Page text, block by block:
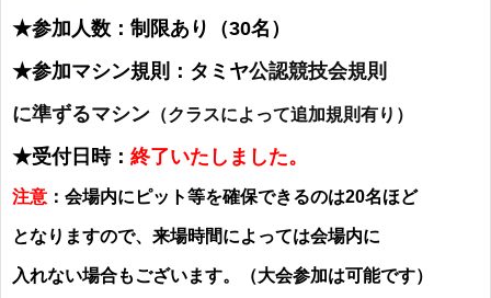
★参加人数：制限あり（30名）
★参加マシン規則：タミヤ公認競技会規則
に準ずるマシン （クラスによって追加規則有り）
★受付日時： 終了いたしました。
注意 ：会場内にピット等を確保できるのは20名ほど
となりますので、来場時間によっては会場内に
入れない場合もございます。（大会参加は可能です）